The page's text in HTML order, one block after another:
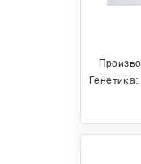
Генетика: